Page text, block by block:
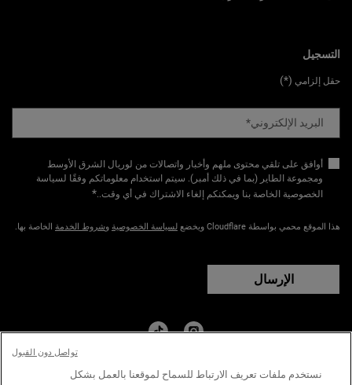
التسجيل
حقل إلزامي (*)
البريد الإلكتروني*
أوافق على تلقي محتوى ملهم وأخبار واتصالات من لوريال الشرق الأوسط
ومجموعة الطاير (بما في ذلك أمبر). سيتم استخدام معلوماتكم وفقًا لسياسة
الخصوصية الخاصة بنا ويمكنكم إلغاء الاشتراك في أي وقت.​.
*
هذا الموقع محمي بواسطة Cloudflare ويخضع لسياسة الخصوصية وشروط الخدمة الخاصة بها.
الإرسال
نستخدم ملفات تعريف الارتباط للسماح لموقعنا بالعمل بشكل
تواصل دون القبول